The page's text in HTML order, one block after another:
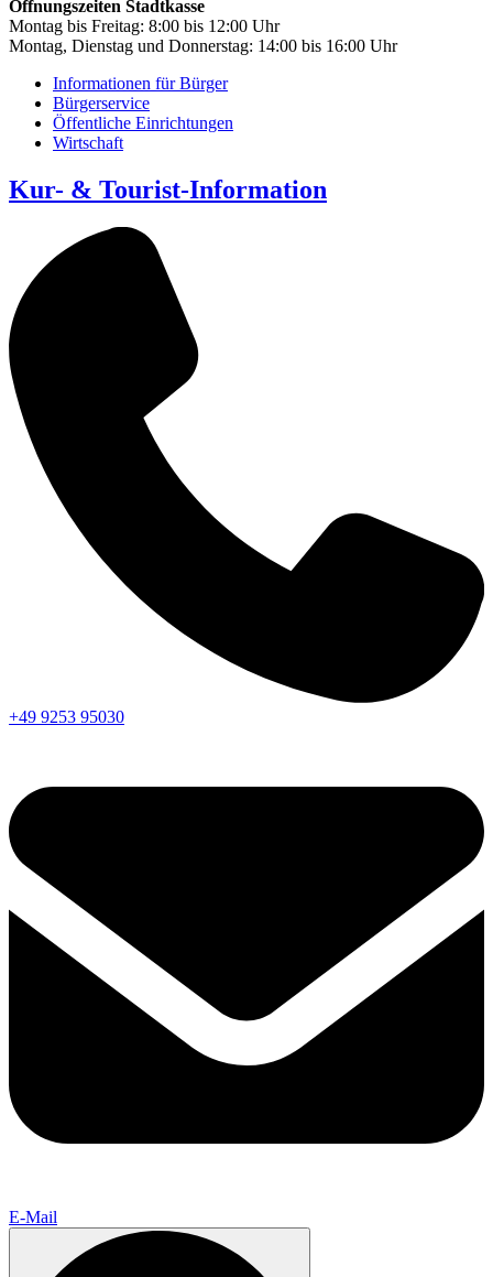
Öffnungszeiten Stadtkasse
Montag bis Freitag: 8:00 bis 12:00 Uhr
Montag, Dienstag und Donnerstag: 14:00 bis 16:00 Uhr
Informationen für Bürger
Bürgerservice
Öffentliche Einrichtungen
Wirtschaft
Kur- & Tourist-Information
+49 9253 95030
E-Mail